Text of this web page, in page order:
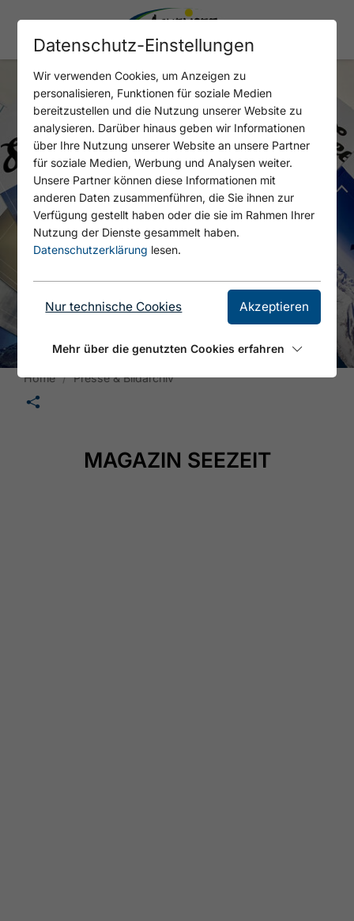
Home Presse & Bildarchiv
🛄
MAGAZIN SEEZEIT
Datenschutz-Einstellungen
Wir verwenden Cookies, um Anzeigen zu
personalisieren, Funktionen für soziale Medien
bereitzustellen und die Nutzung unserer Website zu
analysieren. Darüber hinaus geben wir Informationen
über Ihre Nutzung unserer Website an unsere Partner
für soziale Medien, Werbung und Analysen weiter.
Unsere Partner können diese Informationen mit
anderen Daten zusammenführen, die Sie ihnen zur
Verfügung gestellt haben oder die sie im Rahmen Ihrer
Nutzung der Dienste gesammelt haben.
Datenschutzerklärung lesen.
Nur technische Cookies Akzeptieren
Mehr über die genutzten Cookies erfahren